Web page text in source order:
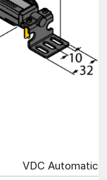
VDC Automatic